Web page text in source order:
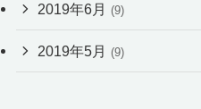
2019年6月 (9)
2019年5月 (9)